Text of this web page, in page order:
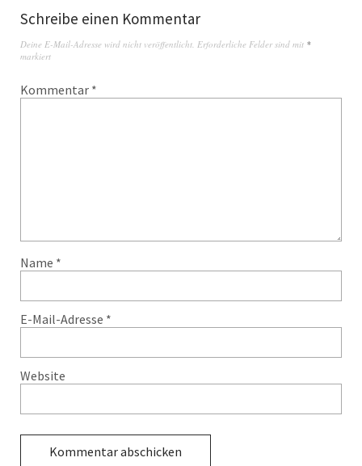
Schreibe einen Kommentar
Deine E-Mail-Adresse wird nicht veröffentlicht. Erforderliche Felder sind mit *
markiert
Kommentar *
Name *
E-Mail-Adresse *
Website